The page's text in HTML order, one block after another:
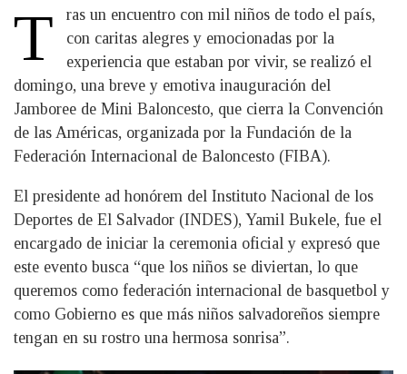
T
ras un encuentro con mil niños de todo el país,
con caritas alegres y emocionadas por la
experiencia que estaban por vivir, se realizó el
domingo, una breve y emotiva inauguración del
Jamboree de Mini Baloncesto, que cierra la Convención
de las Américas, organizada por la Fundación de la
Federación Internacional de Baloncesto (FIBA).
El presidente ad honórem del Instituto Nacional de los
Deportes de El Salvador (INDES), Yamil Bukele, fue el
encargado de iniciar la ceremonia oficial y expresó que
este evento busca “que los niños se diviertan, lo que
queremos como federación internacional de basquetbol y
como Gobierno es que más niños salvadoreños siempre
tengan en su rostro una hermosa sonrisa”.